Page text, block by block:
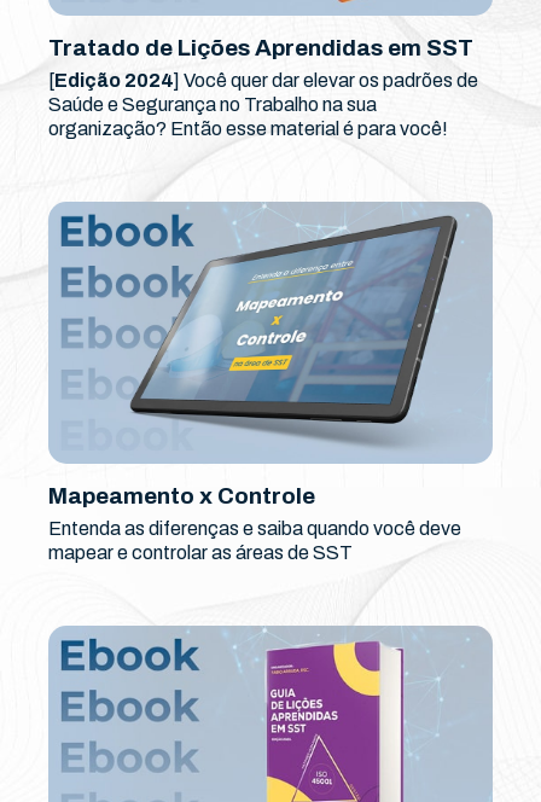
Tratado de Lições Aprendidas em SST
[Edição 2024] Você quer dar elevar os padrões de
Saúde e Segurança no Trabalho na sua
organização? Então esse material é para você!
Mapeamento x Controle
Entenda as diferenças e saiba quando você deve
mapear e controlar as áreas de SST